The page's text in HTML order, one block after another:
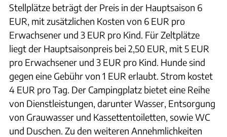
Stellplätze beträgt der Preis in der Hauptsaison 6
EUR, mit zusätzlichen Kosten von 6 EUR pro
Erwachsener und 3 EUR pro Kind. Für Zeltplätze
liegt der Hauptsaisonpreis bei 2,50 EUR, mit 5 EUR
pro Erwachsener und 3 EUR pro Kind. Hunde sind
gegen eine Gebühr von 1 EUR erlaubt. Strom kostet
4 EUR pro Tag. Der Campingplatz bietet eine Reihe
von Dienstleistungen, darunter Wasser, Entsorgung
von Grauwasser und Kassettentoiletten, sowie WC
und Duschen. Zu den weiteren Annehmlichkeiten